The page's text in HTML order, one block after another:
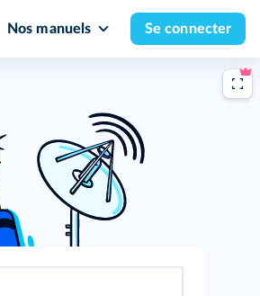
Nos manuels Se connecter